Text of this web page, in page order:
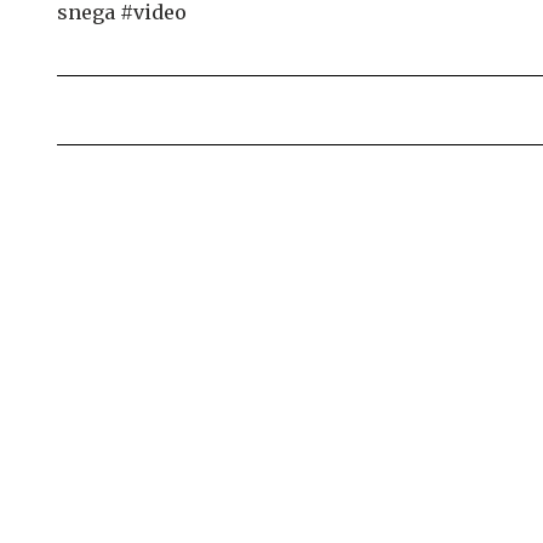
snega #video